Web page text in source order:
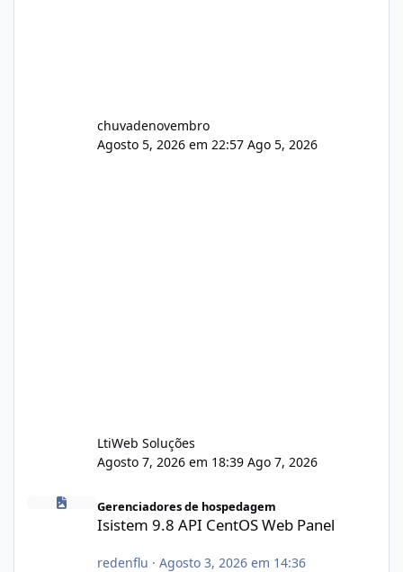
chuvadenovembro
Agosto 5, 2026 em 22:57 Ago 5, 2026
LtiWeb Soluções
Agosto 7, 2026 em 18:39 Ago 7, 2026
Gerenciadores de hospedagem
Isistem 9.8 API CentOS Web Panel
redenflu · Agosto 3, 2026 em 14:36